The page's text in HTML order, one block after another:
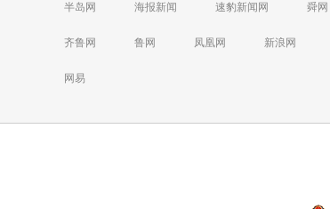
半岛网 海报新闻 速豹新闻网 舜网
齐鲁网 鲁网 凤凰网 新浪网
网易